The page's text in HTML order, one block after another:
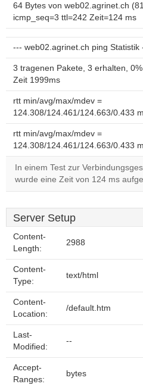
64 Bytes von web02.agrinet.ch
icmp_seq=3 ttl=242 Zeit=124 ms
--- web02.agrinet.ch ping Statistik
3 tragenen Pakete, 3 erhalten,
Zeit 1999ms
rtt min/avg/max/mdev =
124.308/124.461/124.663/0.433
rtt min/avg/max/mdev =
124.308/124.461/124.663/0.433
In einem Test zur
wurde eine Zeit von 124 ms
Server Setup
Content-
Length:
2988
Content-
Type:
text/html
Content-
Location:
/default.htm
Last-
Modified:
--
Accept-
Ranges:
bytes